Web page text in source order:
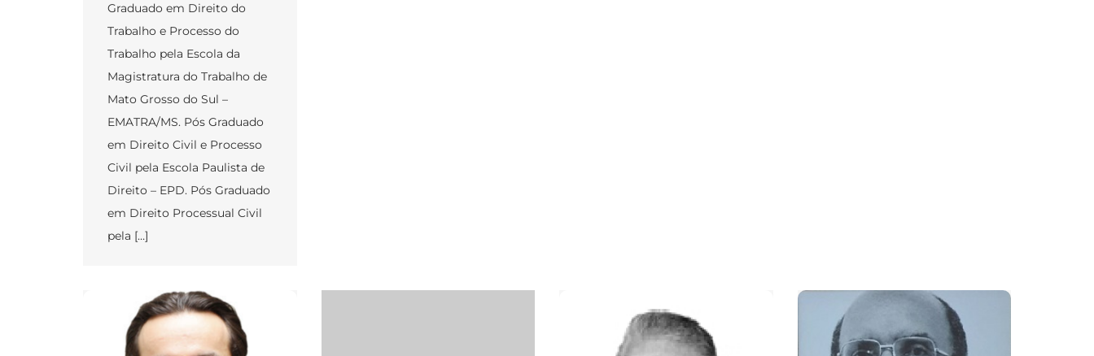
Graduado em Direito do
Trabalho e Processo do
Trabalho pela Escola da
Magistratura do Trabalho de
Mato Grosso do Sul –
EMATRA/MS. Pós Graduado
em Direito Civil e Processo
Civil pela Escola Paulista de
Direito – EPD. Pós Graduado
em Direito Processual Civil
pela […]